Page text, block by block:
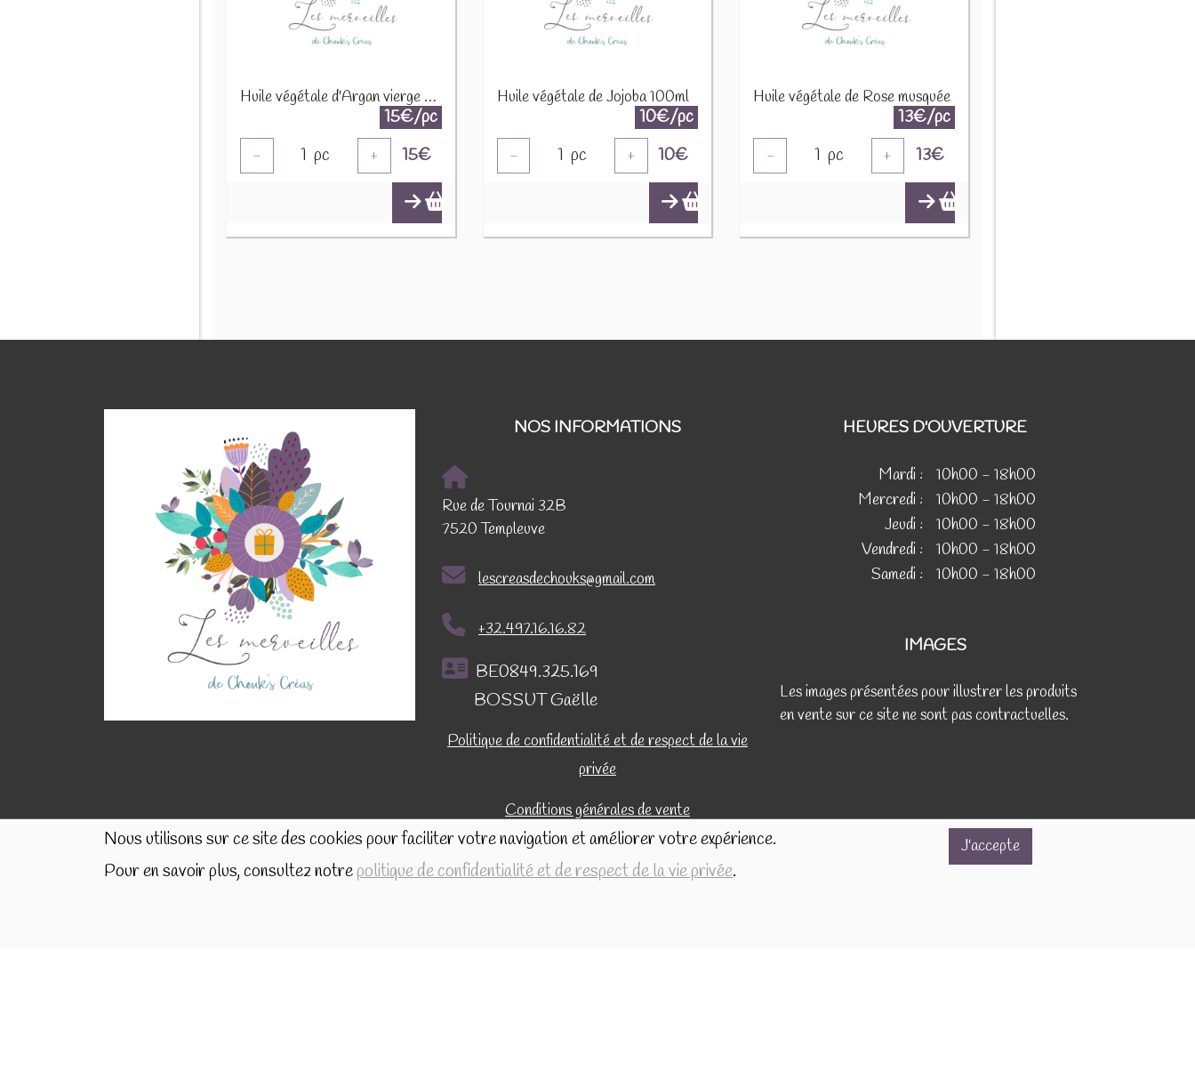
Nous utilisons sur ce site des cookies pour faciliter votre navigation et améliorer votre expérience.
Pour en savoir plus, consultez notrepolitique de confidentialité et de respect de la vie privée.
J'accepte
Huile végétale d'Argan vierge 100ml
15€/pc
- 1 pc + 15€
Huile végétale de Jojoba 100ml
10€/pc
- 1 pc + 10€
Huile végétale de Rose musquée
13€/pc
- 1 pc + 13€
NOS INFORMATIONS
Rue de Tournai 32B
7520 Templeuve
lescreasdechouks@gmail.com
+32.497.16.16.82
BE0849.325.169
BOSSUT Gaëlle
Politique de confidentialité et de respect de la vie
privée
Conditions générales de vente
HEURES D'OUVERTURE
Mardi :
10h00 - 18h00
Mercredi :
10h00 - 18h00
Jeudi :
10h00 - 18h00
Vendredi :
10h00 - 18h00
Samedi :
10h00 - 18h00
IMAGES
Les images présentées pour illustrer les produits
en vente sur ce site ne sont pas contractuelles.